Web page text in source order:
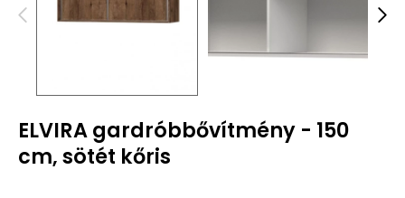
ELVIRA gardróbbővítmény - 150
cm, sötét kőris